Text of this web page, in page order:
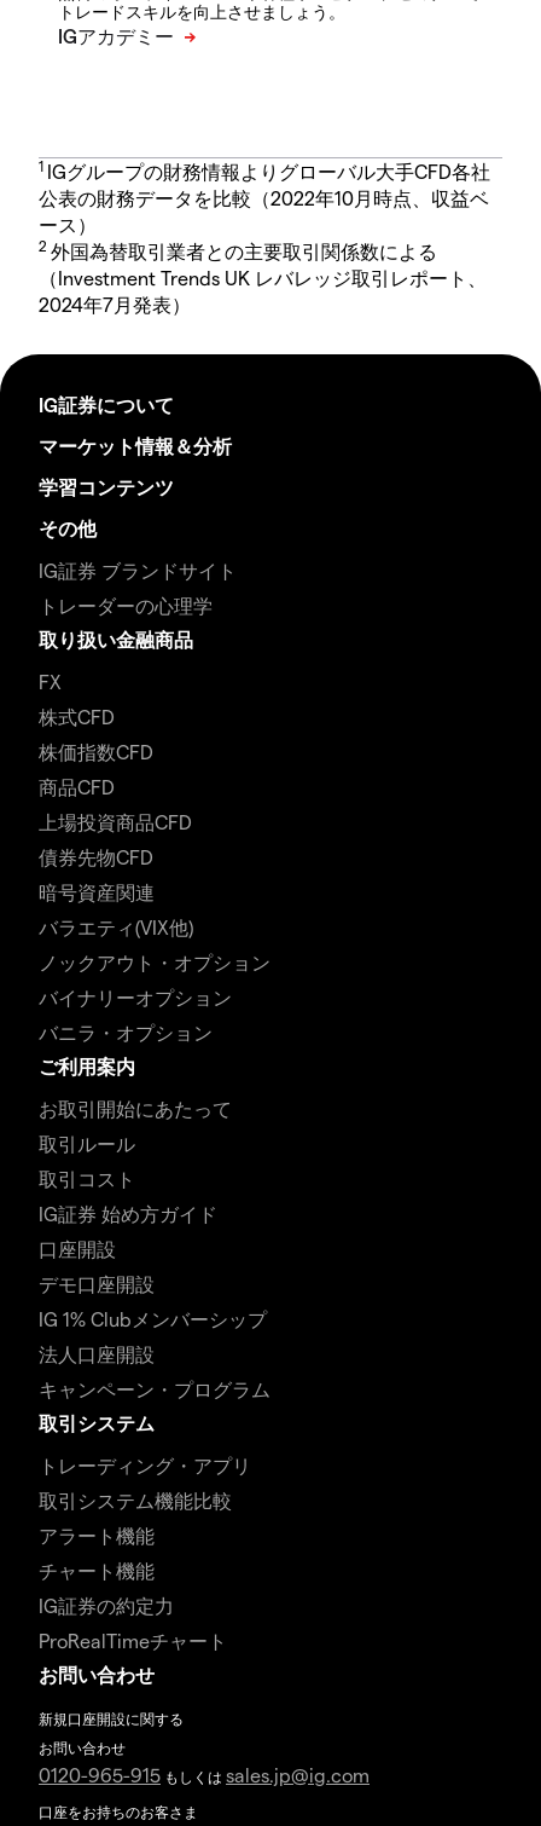
トレードスキルを向上させましょう。
1 IGグループの財務情報よりグローバル大手CFD各社
公表の財務データを比較（2022年10月時点、収益ベ
ース）
2 外国為替取引業者との主要取引関係数による
（Investment Trends UK レバレッジ取引レポート、
2024年7月発表）
IG証券について
マーケット情報＆分析
学習コンテンツ
その他
IG証券 ブランドサイト
トレーダーの心理学
取り扱い金融商品
FX
株式CFD
株価指数CFD
商品CFD
上場投資商品CFD
債券先物CFD
暗号資産関連
バラエティ(VIX他)
ノックアウト・オプション
バイナリーオプション
バニラ・オプション
ご利用案内
お取引開始にあたって
取引ルール
取引コスト
IG証券 始め方ガイド
口座開設
デモ口座開設
IG 1% Clubメンバーシップ
法人口座開設
キャンペーン・プログラム
取引システム
トレーディング・アプリ
取引システム機能比較
アラート機能
チャート機能
IG証券の約定力
ProRealTimeチャート
お問い合わせ
新規口座開設に関する
お問い合わせ
0120-965-915 もしくは sales.jp@ig.com
口座をお持ちのお客さま